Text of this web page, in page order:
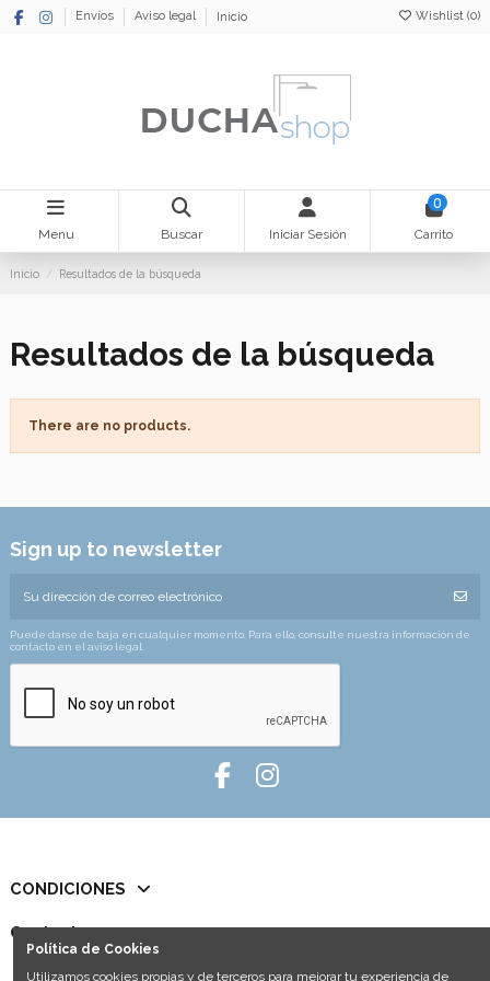
Envíos Aviso legal Inicio Wishlist (0)
Menu Buscar Iniciar Sesión
0
Carrito
Inicio Resultados de la búsqueda
Resultados de la búsqueda
There are no products.
Sign up to newsletter
Puede darse de baja en cualquier momento. Para ello, consulte nuestra información de
contacto en el aviso legal.
CONDICIONES
Contact us
Política de Cookies
Utilizamos cookies propias y de terceros para mejorar tu experiencia de